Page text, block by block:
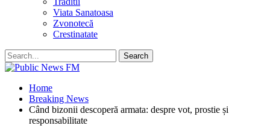
Viata Sanatoasa
Zvonotecă
Crestinatate
Home
Breaking News
Când bizonii descoperă armata: despre vot, prostie și
responsabilitate